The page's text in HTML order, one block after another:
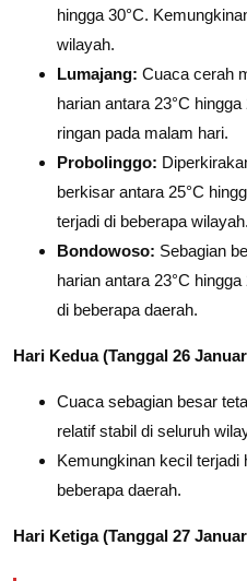
hingga 30°C.
wilayah.
Lumajang: Cuaca cerah
harian antara 23°C
ringan pada malam hari.
Probolinggo:
berkisar antara 25°C
terjadi di beberapa wilayah.
Bondowoso: Sebagian
harian antara 23°C
di beberapa daerah.
Hari Kedua (Tanggal 26
Cuaca sebagian besar
relatif stabil di seluruh
Kemungkinan kecil terjadi
beberapa daerah.
Hari Ketiga (Tanggal 27